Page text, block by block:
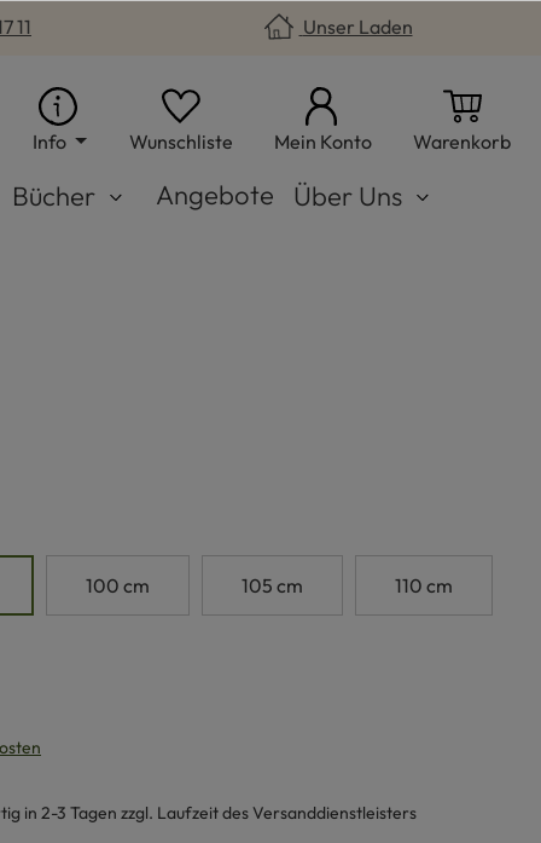
11 Unser Laden
Info Wunschliste Du hast 0 Produkte auf dem
Mein Konto Warenkorb
Bücher Angebote Über Uns
100 cm 105 cm 110 cm
in 2-3 Tagen zzgl. Laufzeit des Versanddienstleisters